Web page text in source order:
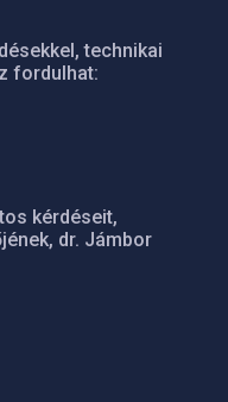
technikai
fordulhat:
kérdéseit,
dr. Jámbor